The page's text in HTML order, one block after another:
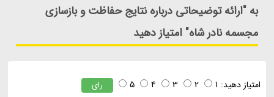
به "ارائه توضیحاتی درباره نتایج حفاظت و بازسازی
مجسمه نادر شاه" امتیاز دهید
امتیاز دهید: 1
2
3
4
5 رای